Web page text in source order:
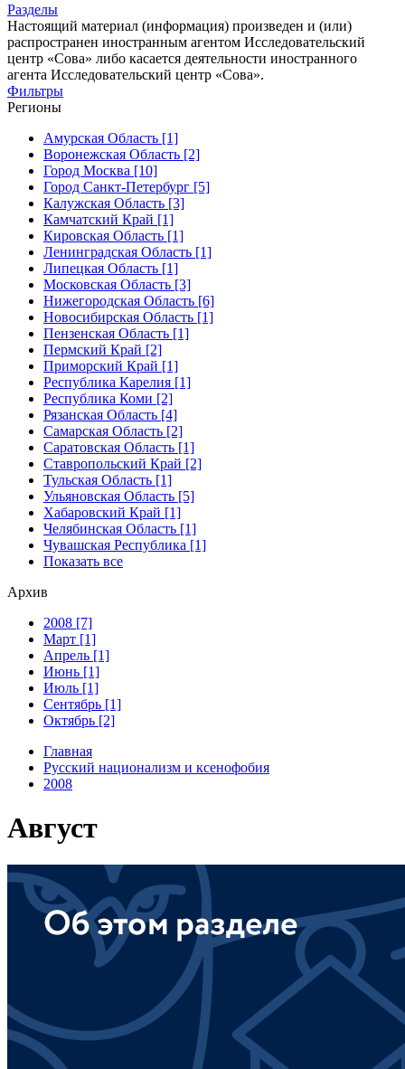
Разделы
Настоящий материал (информация) произведен и (или)
распространен иностранным агентом Исследовательский
центр «Сова» либо касается деятельности иностранного
агента Исследовательский центр «Сова».
Фильтры
Регионы
Амурская Область [1]
Воронежская Область [2]
Город Москва [10]
Город Санкт-Петербург [5]
Калужская Область [3]
Камчатский Край [1]
Кировская Область [1]
Ленинградская Область [1]
Липецкая Область [1]
Московская Область [3]
Нижегородская Область [6]
Новосибирская Область [1]
Пензенская Область [1]
Пермский Край [2]
Приморский Край [1]
Республика Карелия [1]
Республика Коми [2]
Рязанская Область [4]
Самарская Область [2]
Саратовская Область [1]
Ставропольский Край [2]
Тульская Область [1]
Ульяновская Область [5]
Хабаровский Край [1]
Челябинская Область [1]
Чувашская Республика [1]
Показать все
Архив
2008 [7]
Март [1]
Апрель [1]
Июнь [1]
Июль [1]
Сентябрь [1]
Октябрь [2]
Главная
Русский национализм и ксенофобия
2008
Август